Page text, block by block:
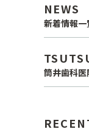
NEWS
新着情報一
筒井歯科